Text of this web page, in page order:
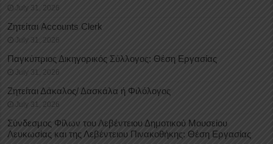
July 31, 2026
Ζητείται Accounts Clerk
July 31, 2026
Παγκύπριος Δικηγορικός Σύλλογος: Θέση Εργασίας
July 31, 2026
Ζητείται Δάκαλος/ Δασκάλα ή Φιλόλογος
July 31, 2026
Σύνδεσμος Φίλων του Λεβέντειου Δημοτικού Μουσείου
Λευκωσίας και της Λεβέντειου Πινακοθήκης: Θέση Εργασίας